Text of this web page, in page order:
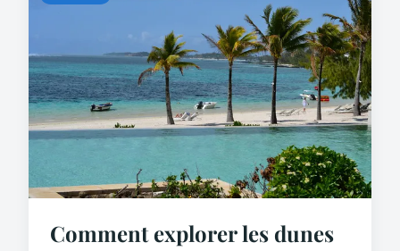
Comment explorer les dunes